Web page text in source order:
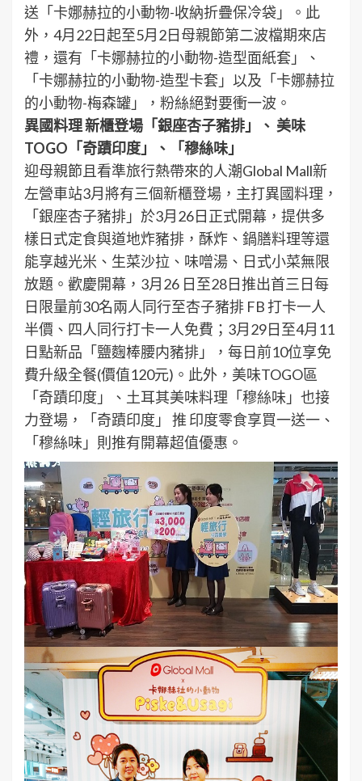
送「卡娜赫拉的小動物-收納折疊保冷袋」。此
外，4月22日起至5月2日母親節第二波檔期來店
禮，還有「卡娜赫拉的小動物-造型面紙套」、
「卡娜赫拉的小動物-造型卡套」以及「卡娜赫拉
的小動物-梅森罐」，粉絲絕對要衝一波。
異國料理 新櫃登場「銀座杏子豬排」、 美味
TOGO「奇蹟印度」、「穆絲味」
迎母親節且看準旅行熱帶來的人潮Global Mall新
左營車站3月將有三個新櫃登場，主打異國料理，
「銀座杏子豬排」於3月26日正式開幕，提供多
樣日式定食與道地炸豬排，酥炸、鍋膳料理等還
能享越光米、生菜沙拉、味噌湯、日式小菜無限
放題。歡慶開幕，3月26 日至28日推出首三日每
日限量前30名兩人同行至杏子豬排 FB 打卡一人
半價、四人同行打卡一人免費；3月29日至4月11
日點新品「鹽麴棒腰内豬排」，每日前10位享免
費升級全餐(價值120元)。此外，美味TOGO區
「奇蹟印度」、土耳其美味料理「穆絲味」也接
力登場，「奇蹟印度」 推 印度零食享買一送一、
「穆絲味」則推有開幕超值優惠。